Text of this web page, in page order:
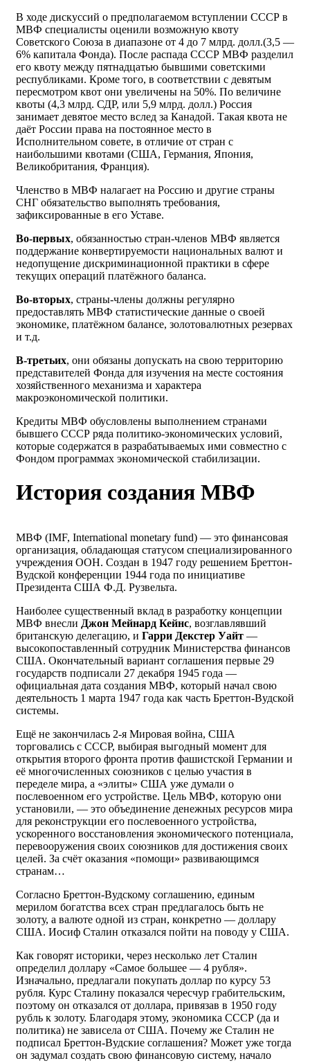
В ходе дискуссий о предполагаемом вступлении СССР в
МВФ специалисты оценили возможную квоту
Советского Союза в диапазоне от 4 до 7 млрд. долл.(3,5 —
6% капитала Фонда). После распада СССР МВФ разделил
его квоту между пятнадцатью бывшими советскими
республиками. Кроме того, в соответствии с девятым
пересмотром квот они увеличены на 50%. По величине
квоты (4,3 млрд. СДР, или 5,9 млрд. долл.) Россия
занимает девятое место вслед за Канадой. Такая квота не
даёт России права на постоянное место в
Исполнительном совете, в отличие от стран с
наибольшими квотами (США, Германия, Япония,
Великобритания, Франция).
Членство в МВФ налагает на Россию и другие страны
СНГ обязательство выполнять требования,
зафиксированные в его Уставе.
Во-первых, обязанностью стран-членов МВФ является
поддержание конвертируемости национальных валют и
недопущение дискриминационной практики в сфере
текущих операций платёжного баланса.
Во-вторых, страны-члены должны регулярно
предоставлять МВФ статистические данные о своей
экономике, платёжном балансе, золотовалютных резервах
и т.д.
В-третьих, они обязаны допускать на свою территорию
представителей Фонда для изучения на месте состояния
хозяйственного механизма и характера
макроэкономической политики.
Кредиты МВФ обусловлены выполнением странами
бывшего СССР ряда политико-экономических условий,
которые содержатся в разрабатываемых ими совместно с
Фондом программах экономической стабилизации.
История создания МВФ
МВФ (IMF, International monetary fund) — это финансовая
организация, обладающая статусом специализированного
учреждения ООН. Создан в 1947 году решением Бреттон-
Вудской конференции 1944 года по инициативе
Президента США Ф.Д. Рузвельта.
Наиболее существенный вклад в разработку концепции
МВФ внесли Джон Мейнард Кейнс, возглавлявший
британскую делегацию, и Гарри Декстер Уайт —
высокопоставленный сотрудник Министерства финансов
США. Окончательный вариант соглашения первые 29
государств подписали 27 декабря 1945 года —
официальная дата создания МВФ, который начал свою
деятельность 1 марта 1947 года как часть Бреттон-Вудской
системы.
Ещё не закончилась 2-я Мировая война, США
торговались с СССР, выбирая выгодный момент для
открытия второго фронта против фашистской Германии и
её многочисленных союзников с целью участия в
переделе мира, а «элиты» США уже думали о
послевоенном его устройстве. Цель МВФ, которую они
установили, — это объединение денежных ресурсов мира
для реконструкции его послевоенного устройства,
ускоренного восстановления экономического потенциала,
перевооружения своих союзников для достижения своих
целей. За счёт оказания «помощи» развивающимся
странам…
Согласно Бреттон-Вудскому соглашению, единым
мерилом богатства всех стран предлагалось быть не
золоту, а валюте одной из стран, конкретно — доллару
США. Иосиф Сталин отказался пойти на поводу у США.
Как говорят историки, через несколько лет Сталин
определил доллару «Самое большее — 4 рубля».
Изначально, предлагали покупать доллар по курсу 53
рубля. Курс Сталину показался чересчур грабительским,
поэтому он отказался от доллара, привязав в 1950 году
рубль к золоту. Благодаря этому, экономика СССР (да и
политика) не зависела от США. Почему же Сталин не
подписал Бреттон-Вудские соглашения? Может уже тогда
он задумал создать свою финансовую систему, начало